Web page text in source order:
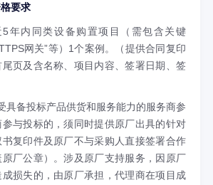
要求
内同类设备购置项目（需包含关键
网关”等）1个案例。（提供合同复印
页及含名称、项目内容、签署日期、签
备投标产品供货和服务能力的服务商参
与投标的，须同时提供原厂出具的针对
复印件及原厂不与采购人直接签署合作
厂公章）。涉及原厂支持服务，因原厂
损失的，由原厂承担，代理商在项目成